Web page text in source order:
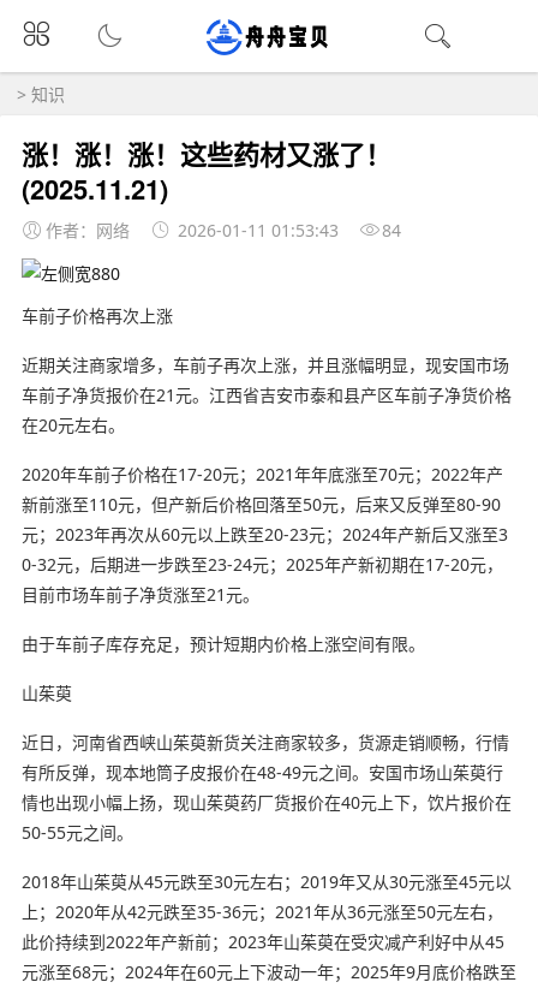
> 知识
涨！涨！涨！这些药材又涨了！
(2025.11.21)
作者：网络 2026-01-11 01:53:43 84
车前子价格再次上涨
近期关注商家增多，车前子再次上涨，并且涨幅明显，现安国市场
车前子净货报价在21元。江西省吉安市泰和县产区车前子净货价格
在20元左右。
2020年车前子价格在17-20元；2021年年底涨至70元；2022年产
新前涨至110元，但产新后价格回落至50元，后来又反弹至80-90
元；2023年再次从60元以上跌至20-23元；2024年产新后又涨至3
0-32元，后期进一步跌至23-24元；2025年产新初期在17-20元，
目前市场车前子净货涨至21元。
由于车前子库存充足，预计短期内价格上涨空间有限。
山茱萸
近日，河南省西峡山茱萸新货关注商家较多，货源走销顺畅，行情
有所反弹，现本地筒子皮报价在48-49元之间。安国市场山茱萸行
情也出现小幅上扬，现山茱萸药厂货报价在40元上下，饮片报价在
50-55元之间。
2018年山茱萸从45元跌至30元左右；2019年又从30元涨至45元以
上；2020年从42元跌至35-36元；2021年从36元涨至50元左右，
此价持续到2022年产新前；2023年山茱萸在受灾减产利好中从45
元涨至68元；2024年在60元上下波动一年；2025年9月底价格跌至